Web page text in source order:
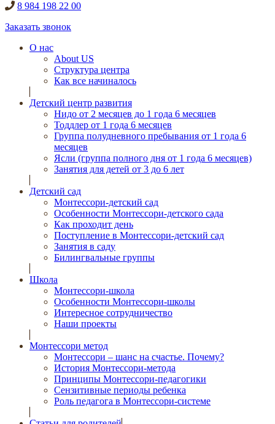
8 984 198 22 00
Заказать звонок
О нас
About US
Структура центра
Как все начиналось
Детский центр развития
Нидо от 2 месяцев до 1 года 6 месяцев
Тоддлер от 1 года 6 месяцев
Группа полудневного пребывания от 1 года 6
месяцев
Ясли (группа полного дня от 1 года 6 месяцев)
Занятия для детей от 3 до 6 лет
Детский сад
Монтессори-детский сад
Особенности Монтессори-детского сада
Как проходит день
Поступление в Монтессори-детский сад
Занятия в саду
Билингвальные группы
Школа
Монтессори-школа
Особенности Монтессори-школы
Интересное сотрудничество
Наши проекты
Монтессори метод
Монтессори – шанс на счастье. Почему?
История Монтессори-метода
Принципы Монтессори-педагогики
Сензитивные периоды ребенка
Роль педагога в Монтессори-системе